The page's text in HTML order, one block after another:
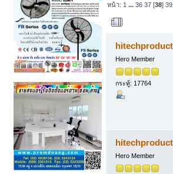
หน้า: 1 ...36 37 [38]39
7148273,
Hero Member
กระทู้: 17764
Hero Member